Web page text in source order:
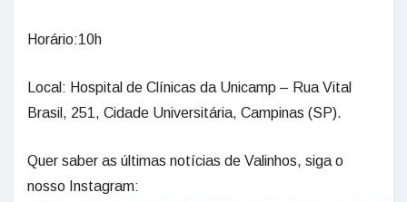
Horário:10h
Local: Hospital de Clínicas da Unicamp – Rua Vital
Brasil, 251, Cidade Universitária, Campinas (SP).
Quer saber as últimas notícias de Valinhos, siga o
nosso Instagram: